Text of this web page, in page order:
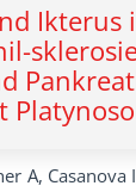
Ikterus
A, Casanova